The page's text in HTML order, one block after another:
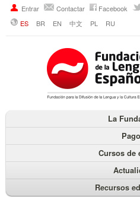
Entrar Contactar Facebook
ES
BR EN 中文 PL RU
La
Cursos de
Recursos